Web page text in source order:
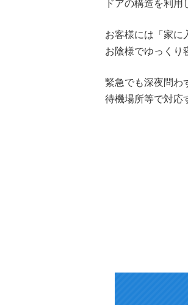
ドアの構造を利用
お客様には「家に
お陰様でゆっくり
緊急でも深夜問わ
待機場所等で対応